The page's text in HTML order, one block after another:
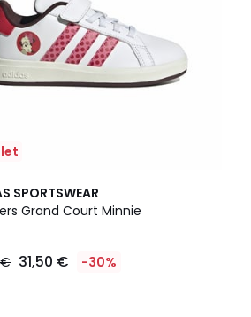
SPORTSWEAR
Grand Court Minnie
31,50 € -30%